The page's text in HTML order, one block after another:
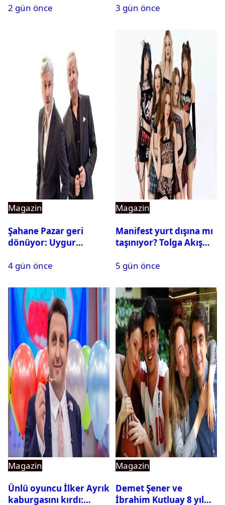
2 gün önce
3 gün önce
Magazin
Şahane Pazar geri
dönüyor: Uygur
açıklama geldi
4 gün önce
Magazin
Manifest yurt dışına mı
taşınıyor? Tolga Akış
5 gün önce
Magazin
Ünlü oyuncu İlker Ayrık
kaburgasını kırdı:
Magazin
Demet Şener ve
İbrahim Kutluay 8 yıl